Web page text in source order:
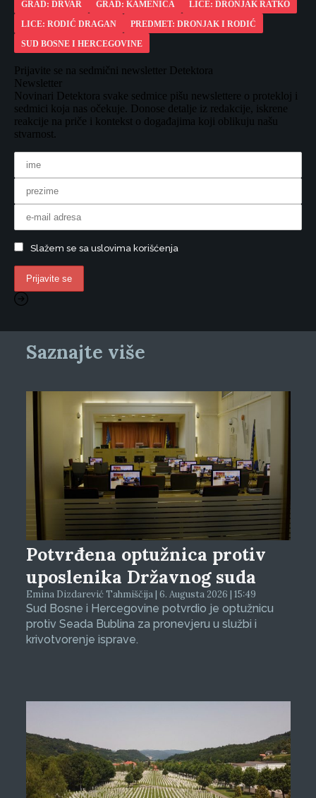
GRAD: DRVAR GRAD: KAMENICA
LICE: DRONJAK RATKO
LICE: RODIĆ DRAGAN
PREDMET: DRONJAK I RODIĆ
SUD BOSNE I HERCEGOVINE
Prijavite se na sedmični newsletter Detektora
Newsletter
Novinari Detektora svake sedmice pišu newslettere o protekloj i
sedmici koja nas očekuje. Donose detalje iz redakcije, iskrene
reakcije na priče i kontekst o događajima koji oblikuju našu
stvarnost.
Slažem se sa uslovima korišćenja
Saznajte više
Potvrđena optužnica protiv
uposlenika Državnog suda
Emina Dizdarević Tahmiščija | 6. Augusta 2026 | 15:49
Sud Bosne i Hercegovine potvrdio je optužnicu
protiv Seada Bublina za pronevjeru u službi i
krivotvorenje isprave.